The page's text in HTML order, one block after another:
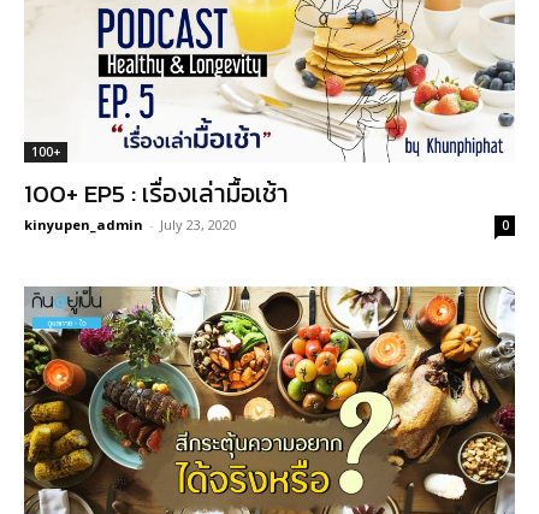
100+
100+ EP5 : เรื่องเล่ามื้อเช้า
kinyupen_admin - July 23, 2020 0